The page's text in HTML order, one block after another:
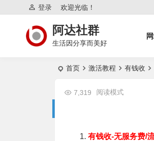
欢迎光临！
登录
阿达社群
生活因分享而美好
首页 激活教程 有钱收
7,319 阅读模式
有钱收-无服务费/